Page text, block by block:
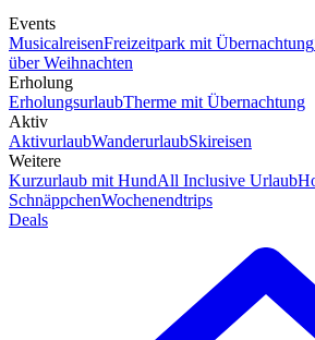
Events
MusicalreisenFreizeitpark mit Übernachtung
über Weihnachten
Erholung
ErholungsurlaubTherme mit Übernachtung
Aktiv
AktivurlaubWanderurlaubSkireisen
Weitere
Kurzurlaub mit HundAll Inclusive Urlaub
SchnäppchenWochenendtrips
Deals